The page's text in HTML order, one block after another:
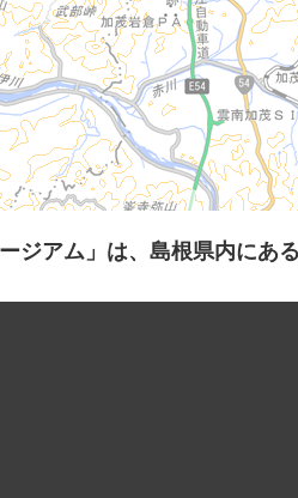
ジアム」は、島根県内にあ